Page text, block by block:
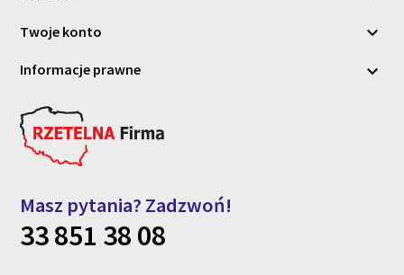
Twoje konto 
Informacje prawne 
Masz pytania? Zadzwoń!
33 851 38 08